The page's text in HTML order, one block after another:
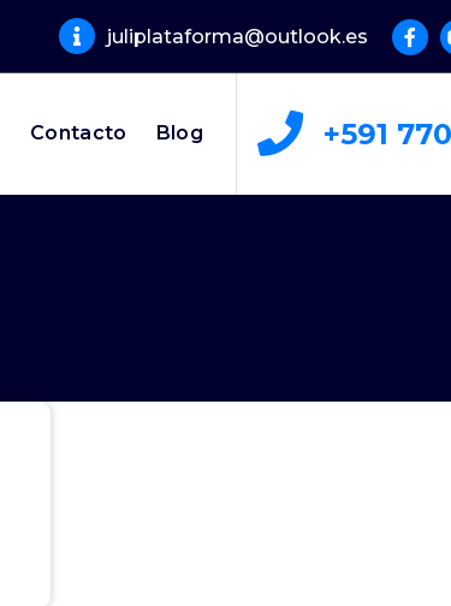
juliplataforma@outlook.es
Contacto Blog +591